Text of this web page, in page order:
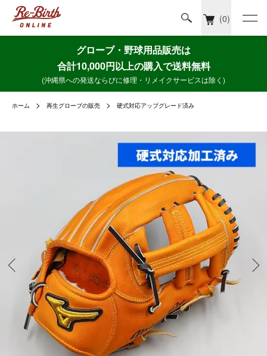
(0)
グローブ・野球用品販売は
合計10,000円以上の購入で送料無料
(沖縄県への発送ならびに修理・リメイクサービスは除く)
ホーム 再生グローブの販売 硬式対応アップグレード済み